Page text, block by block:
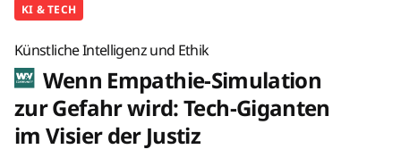
KI & TECH
Künstliche Intelligenz und Ethik
Wenn Empathie-Simulation
zur Gefahr wird: Tech-Giganten
im Visier der Justiz